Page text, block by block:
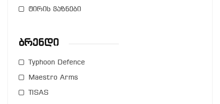
ტირის ვაზნები
Ბრენდი
Typhoon Defence
Maestro Arms
TISAS